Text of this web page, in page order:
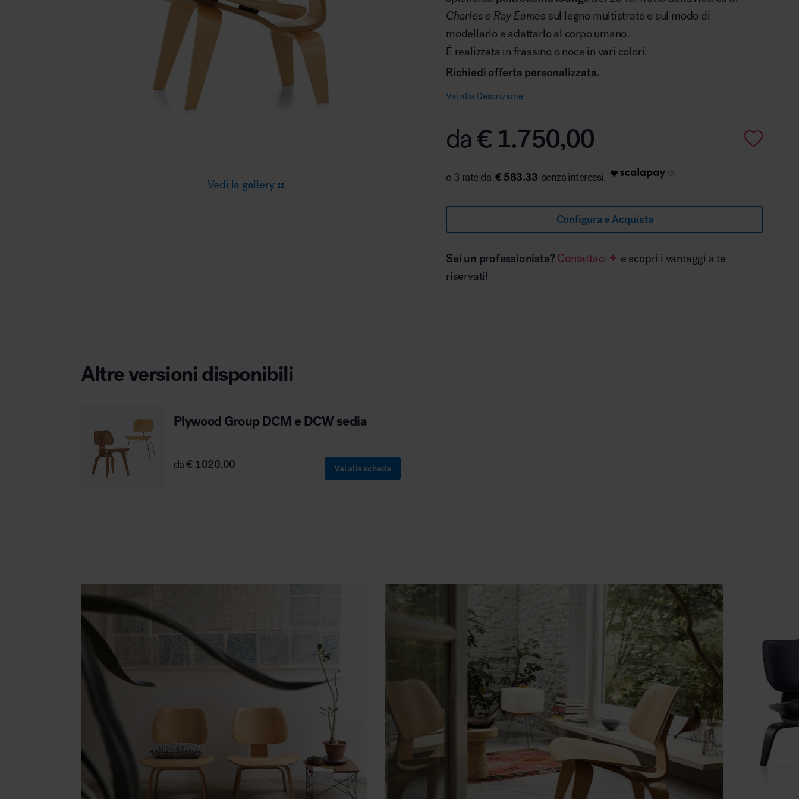
Area riunione e convegni Arredo area reception
Vedi la gallery
Charles e Ray Eames sul legno multistrato e sul modo di
modellarlo e adattarlo al corpo umano.
É realizzata in frassino o noce in vari colori.
Richiedi offerta personalizzata.
Vai alla Descrizione
da€1.750,00
€ 583.33
Configura e Acquista
Sei un professionista? Contattaci
e scopri i vantaggi a te
riservati!
Altre versioni disponibili
Plywood Group DCM e DCW sedia
da€ 1020.00 Vai alla scheda